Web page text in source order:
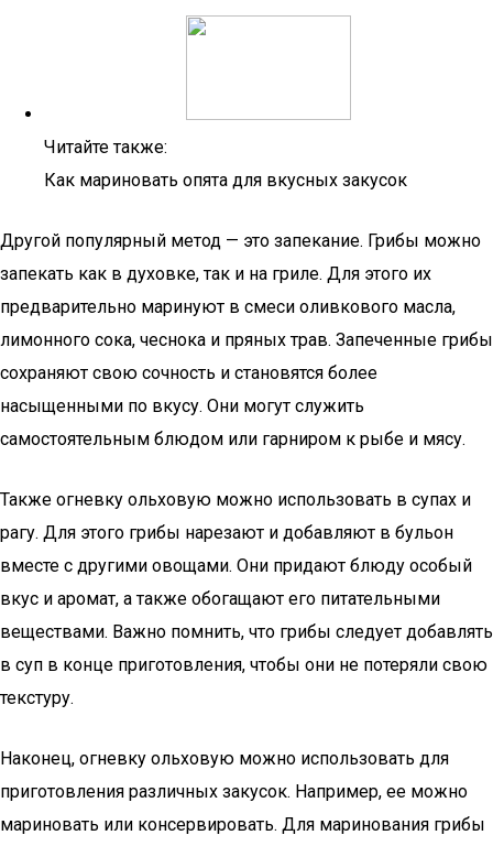
Читайте также:
Как мариновать опята для вкусных закусок
Другой популярный метод — это запекание. Грибы можно
запекать как в духовке, так и на гриле. Для этого их
предварительно маринуют в смеси оливкового масла,
лимонного сока, чеснока и пряных трав. Запеченные грибы
сохраняют свою сочность и становятся более
насыщенными по вкусу. Они могут служить
самостоятельным блюдом или гарниром к рыбе и мясу.
Также огневку ольховую можно использовать в супах и
рагу. Для этого грибы нарезают и добавляют в бульон
вместе с другими овощами. Они придают блюду особый
вкус и аромат, а также обогащают его питательными
веществами. Важно помнить, что грибы следует добавлять
в суп в конце приготовления, чтобы они не потеряли свою
текстуру.
Наконец, огневку ольховую можно использовать для
приготовления различных закусок. Например, ее можно
мариновать или консервировать. Для маринования грибы